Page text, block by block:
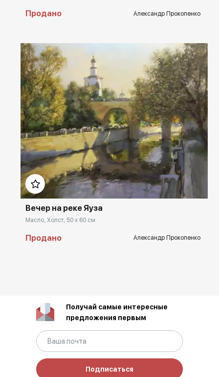
Продано Александр Прокопенко
Домен: rakovgallery.ru
Вечер на реке Яуза
Масло, Холст, 50 x 60 см
Продано Александр Прокопенко
Получай самые интересные
предложения первым
Подписаться